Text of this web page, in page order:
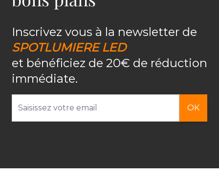
Inscrivez vous à la newsletter de
SPOTLUMIERE LED
et bénéficiez de 20€ de réduction
immédiate.
OK